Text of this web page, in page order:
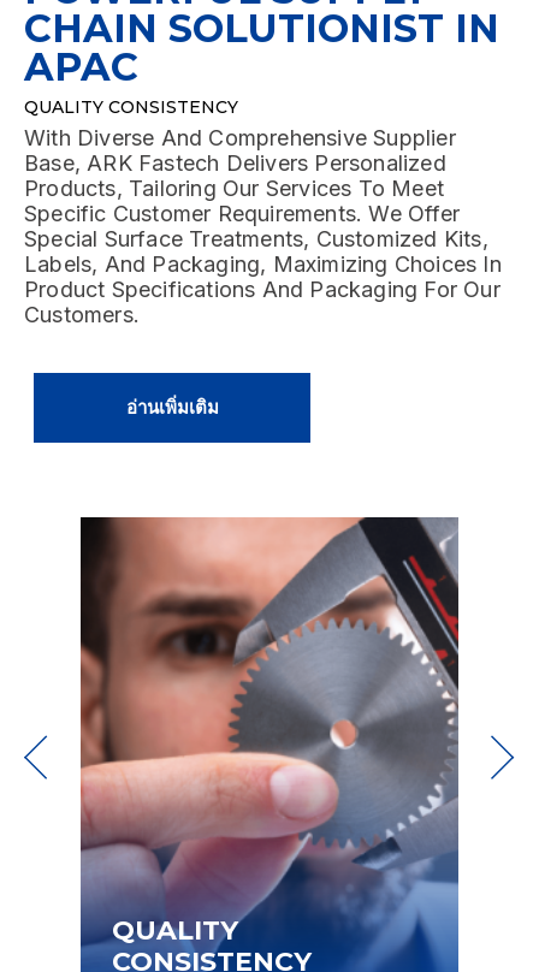
CHAIN SOLUTIONIST IN
APAC
อ่านเพิ่มเติม
STRATEGIC SOURCING
Considering Both Product Purchase Price And
Total Cost Associated With Quality, Lead-Time,
Potential Downtime And Logistics, We Aim To
Align With The Primary Concerns And Interests
Of Our Customers.
QUALITY CONSISTENCY
With Diverse And Comprehensive Supplier
Base, ARK Fastech Delivers Personalized
Products, Tailoring Our Services To Meet
Specific Customer Requirements. We Offer
Special Surface Treatments, Customized Kits,
Labels, And Packaging, Maximizing Choices In
Product Specifications And Packaging For Our
Customers.
LOGISTIC SOLUTION
With Strategic Planning, We Coordinate And
Integrate All Activities Related To The
Production And Delivery Of Products To Ensure
An Effective Flow Of Goods Through The Entire
Supply Chain To Enhance Efficiency, Reduce
Costs, And Meet On-Time Delivery.
CUSTOMIZED PRODUCTS & SERVICE
With Diverse And Comprehensive Supplier
Base, ARK Fastech Delivers Personalized
Products, Tailoring Our Services To Meet
Specific Customer Requirements. We Offer
Special Surface Treatments, Customized Kits,
Labels, And Packaging, Maximizing Choices In
Product Specifications And Packaging For Our
Customers.
FLEXIBLE SUPPLY CHAIN
We Have Not Only Cultivated Robust
Relationships With Plenty Of Renowned
Manufacturers, But Have Developed
Contingency Plans And Comprehensive Supply
Chain In APAC Region To Manage Potential
Risk Of Supply Chain Disruption.
LOGISTIC SOLUTION